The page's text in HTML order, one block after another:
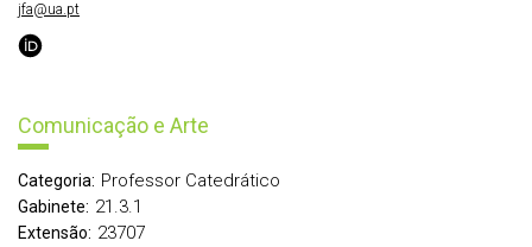
Comunicação e Arte
Categoria: Professor Catedrático
Gabinete: 21.3.1
Extensão: 23707
jfa@ua.pt